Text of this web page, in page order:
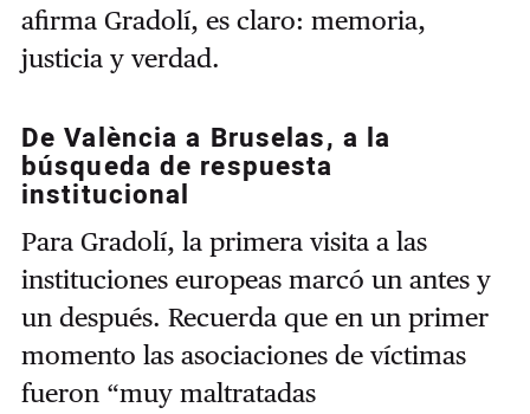
afirma Gradolí, es claro: memoria,
justicia y verdad.
De València a Bruselas, a la
búsqueda de respuesta
institucional
Para Gradolí, la primera visita a las
instituciones europeas marcó un antes y
un después. Recuerda que en un primer
momento las asociaciones de víctimas
fueron “muy maltratadas